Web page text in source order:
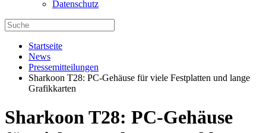
Datenschutz
Startseite
News
Pressemitteilungen
Sharkoon T28: PC-Gehäuse für viele Festplatten und lange
Grafikkarten
Sharkoon T28: PC-Gehäuse